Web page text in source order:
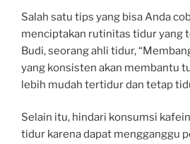
Salah satu tips yang bisa Anda
menciptakan rutinitas tidur yang
Budi, seorang ahli tidur,
yang konsisten akan membantu
lebih mudah tertidur dan tetap
Selain itu, hindari konsumsi
tidur karena dapat mengganggu